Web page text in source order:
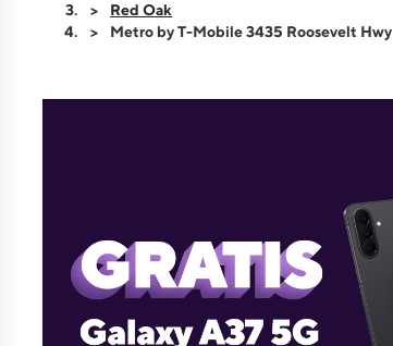
Red Oak
Metro by T-Mobile 3435 Roosevelt Hwy